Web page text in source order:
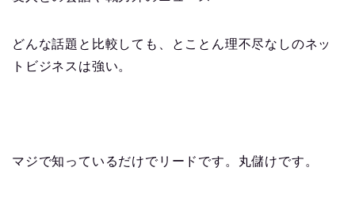
どんな話題と比較しても、とことん理不尽なしのネッ
トビジネスは強い。
マジで知っているだけでリードです。丸儲けです。